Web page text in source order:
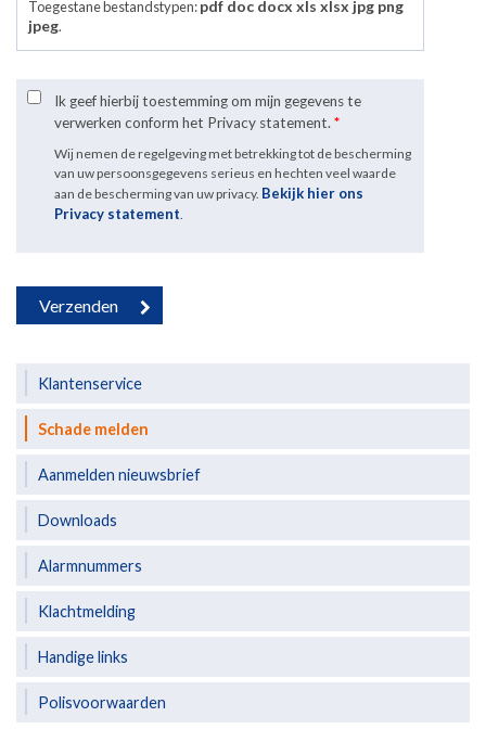
Toegestane bestandstypen:pdf doc docx xls xlsx jpg png
jpeg.
Ik geef hierbij toestemming om mijn gegevens te
verwerken conform het Privacy statement. *
Wij nemen de regelgeving met betrekking tot de bescherming
van uw persoonsgegevens serieus en hechten veel waarde
aan de bescherming van uw privacy. Bekijk hier ons
Privacy statement
Klantenservice
Schade melden
Aanmelden nieuwsbrief
Downloads
Alarmnummers
Klachtmelding
Handige links
Polisvoorwaarden